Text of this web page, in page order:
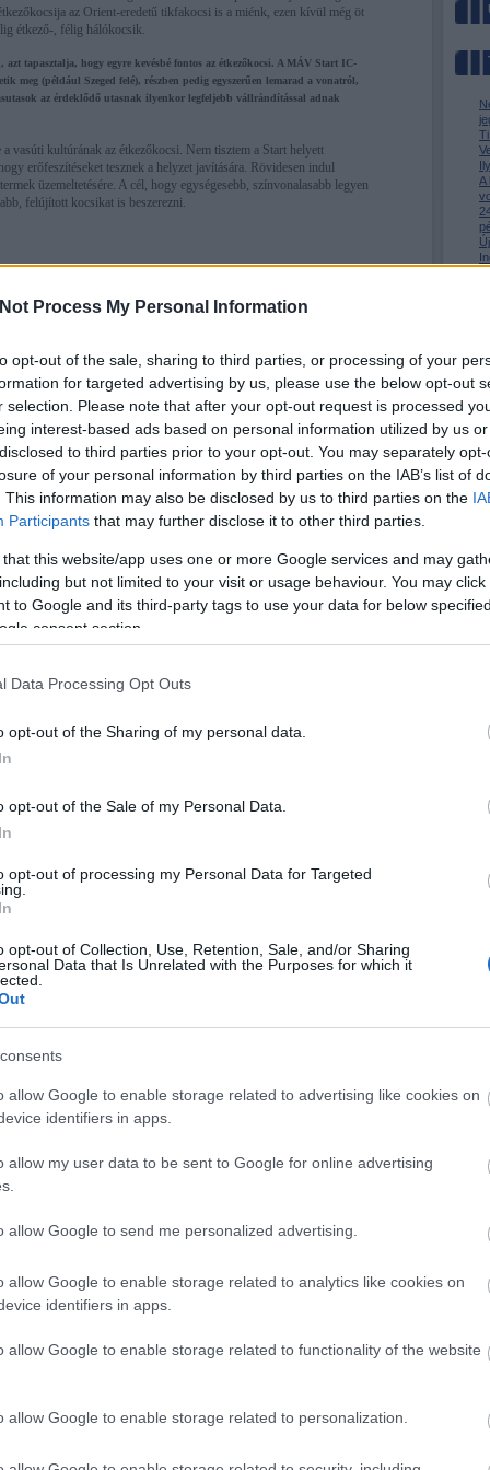
Process My Personal Information
opt-out of the sale, sharing to third parties, or processing of your
for targeted advertising by us, please use the below opt-out
selection. Please note that after your opt-out request is processed
interest-based ads based on personal information utilized by us
to third parties prior to your opt-out. You may separately
of your personal information by third parties on the IAB’s list of
This information may also be disclosed by us to third parties on the
Participants that may further disclose it to other third parties.
that this website/app uses one or more Google services and may
but not limited to your visit or usage behaviour. You may
to Google and its third-party tags to use your data for below
consent section.
Data Processing Opt Outs
opt-out of the Sharing of my personal data.
opt-out of the Sale of my Personal Data.
opt-out of processing my Personal Data for Targeted
opt-out of Collection, Use, Retention, Sale, and/or Sharing
Data that Is Unrelated with the Purposes for which it
allow Google to enable storage related to advertising like cookies on
identifiers in apps.
allow my user data to be sent to Google for online advertising
allow Google to send me personalized advertising.
allow Google to enable storage related to analytics like cookies on
identifiers in apps.
allow Google to enable storage related to functionality of the website
allow Google to enable storage related to personalization.
A
» Az
»
»
» A
» De
» A
» El
»
»
¤
¤
¤
¤ A
¤
¤ A
árát
¤ A
¤ A
az Orient-eredetű tikfakocsi is a miénk, ezen kívül még öt
étkező-, félig hálókocsik.
tapasztalja, hogy egyre kevésbé fontos az étkezőkocsi. A MÁV Start IC-
meg (például Szeged felé), részben pedig egyszerűen lemarad a vonatról,
az érdeklődő utasnak ilyenkor legfeljebb vállrándítással adnak
a vasúti kultúrának az étkezőkocsi. Nem tisztem a Start helyett
erőfeszítéseket tesznek a helyzet javítására. Rövidesen indul
üzemeltetésére. A cél, hogy egységesebb, színvonalasabb legyen
felújított kocsikat is beszerezni.
például kimutathatóan veszteséges ez a szolgáltatás, de
automaták vannak, de azokat elővárosi járatokra is fölszerelik.
felszolgálják.
a vonatra?
sokkal jobb az üzem méretgazdaságossága, és leszorítható a munkaerő-
ember. Sőt, az északi országokban egyetlen ember szolgál ki egy-egy
Budapestre is átjáró RailJetjében például nem különösebben
is a fejlesztési lehetőséget, be is akarnak lépni az IRCG-be,
gyűjteni. Egyébként az oroszok is tagjelöltek, de az Amtrak is
egyelőre együttműködésről van szó, nem belépésről, annyira más az
egy gyorsétkezdére hasonlít egy étkezőkocsi, az európai
áll közel. A svájci vasútnál például most az a jelszó: vissza
ételeket preferálja.
használat Európában a válság ellenére növekszik, igaz, az ott elköltött
távolsági közlekedésben (ezt többnyire IC-nek nevezik) általában
nagyobb távolságú gyorsvonatok közlekednek (Lengyelország,
is egyre fontosabb, hogy szolgáljanak föl reggelit.
drágának tartják az általatok kínált utakat.
szervezzük, vagyis se a költségvetéstől, se a többségi
a MÁV, igaz ennek mértéke egy nagyságrenddel elmarad a
múzeumban bemutatott járművek, egyéb emlékek karbantartását is
különféle rendezvényekre.